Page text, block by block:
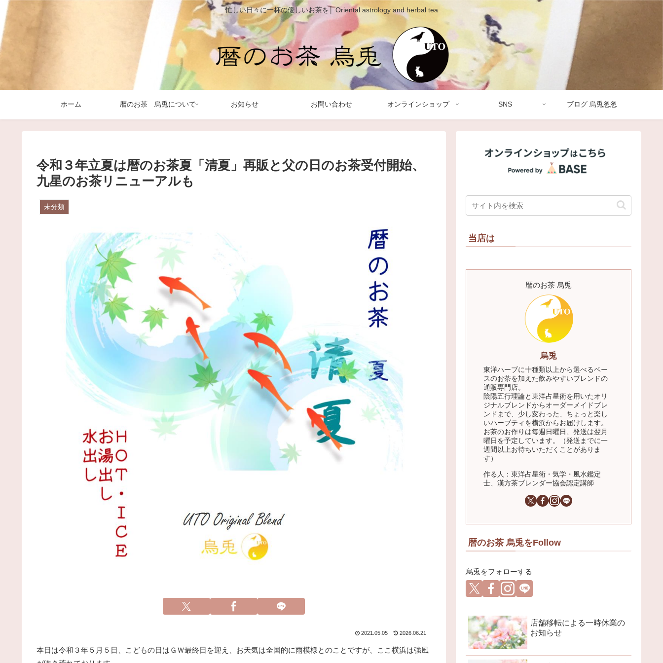
忙しい日々に一杯の優しいお茶を│ Oriental astrology and herbal tea
ホーム 暦のお茶 烏兎について お知らせ お問い合わせ オンラインショップ SNS ブログ 烏兎怱怱
令和３年立夏は暦のお茶夏「清夏」再販と父の日のお茶受付開始、
九星のお茶リニューアルも
未分類
2021.05.05 2026.06.21
本日は令和３年５月５日、こどもの日はＧＷ最終日を迎え、お天気は全国的に雨模様とのことですが、ここ横浜は強風
当店は
暦のお茶 烏兎
烏兎
東洋ハーブに十種類以上から選べるベー
スのお茶を加えた飲みやすいブレンドの
通販専門店。
陰陽五行理論と東洋占星術を用いたオリ
ジナルブレンドからオーダーメイドブレ
ンドまで、少し変わった、ちょっと楽し
いハーブティを横浜からお届けします。
お茶のお作りは毎週日曜日、発送は翌月
曜日を予定しています。（発送までに一
週間以上お待ちいただくことがありま
す）
作る人：東洋占星術・気学・風水鑑定
士、漢方茶ブレンダー協会認定講師
暦のお茶 烏兎をFollow
烏兎をフォローする
店舗移転による一時休業の
お知らせ